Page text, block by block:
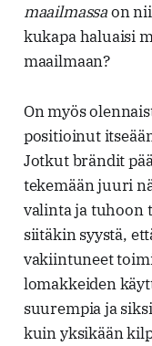
maailmassaon
kukapa haluaisi
maailmaan?
On myös
positioinut
Jotkut brändit
tekemään juuri
valinta ja tuhoon
siitäkin syystä,
vakiintuneet
lomakkeiden
suurempia ja
kuin yksikään